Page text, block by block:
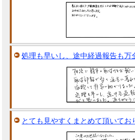
処理も早いし、途中経過報告も万
とても見やすくまとめて頂いてお